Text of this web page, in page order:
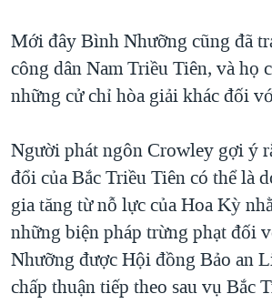
Mới đây Bình Nhưỡng cũng đã
công dân Nam Triều Tiên, và họ
những cử chỉ hòa giải khác đối
Người phát ngôn Crowley gợi ý
đổi của Bắc Triều Tiên có thể là
gia tăng từ nỗ lực của Hoa Kỳ
những biện pháp trừng phạt đối
Nhưỡng được Hội đồng Bảo an
chấp thuận tiếp theo sau vụ Bắc